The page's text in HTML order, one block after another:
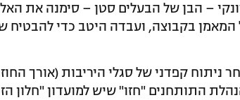
– הבן של הבעלים סטן – סימנה את
המאמן בקבוצה, ועבדה היטב כדי להבטיח
ניתוח קפדני של סגלי היריבות (אורך